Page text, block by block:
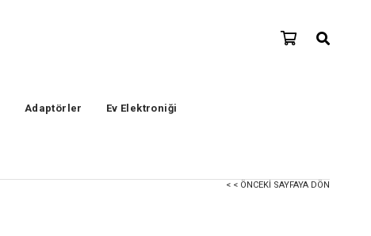
Adaptörler Ev Elektroniği
< < ÖNCEKI SAYFAYA DÖN